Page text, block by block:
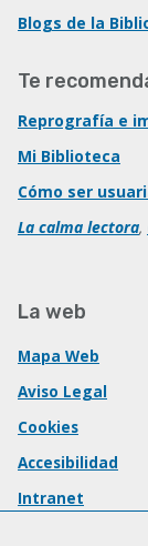
Blogs de la
Te
Reprografía e
Mi Biblioteca
Cómo ser
La calma lectora,
La web
Mapa Web
Aviso Legal
Cookies
Accesibilidad
Intranet